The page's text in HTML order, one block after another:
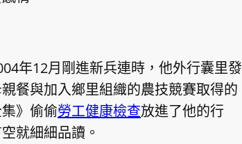
年12月剛進新兵連時，他外行囊里發
餐與加入鄉里組織的農技競賽取得的
》偷偷勞工健康檢查放進了他的行
就細細品讀。